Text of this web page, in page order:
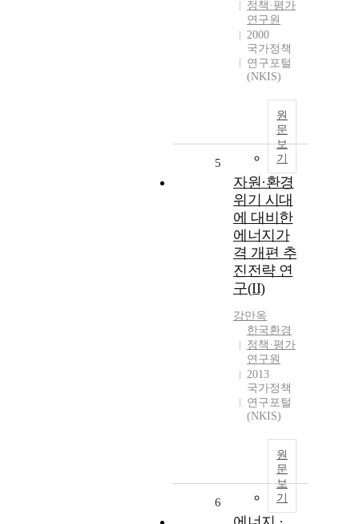
정책·평가
연구원
2000
국가정책
연구포털
(NKIS)
원
문
보
기
5
자원·환경
위기 시대
에 대비한
에너지가
격 개편 추
진전략 연
구(II)
강만옥
한국환경
정책·평가
연구원
2013
국가정책
연구포털
(NKIS)
원
문
보
기
6